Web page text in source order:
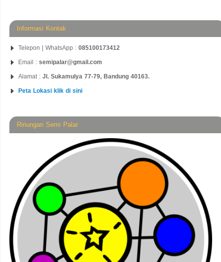
Informasi Kontak
Telepon | WhatsApp : 085100173412
Email : semipalar@gmail.com
Alamat : Jl. Sukamulya 77-79, Bandung 40163.
Peta Lokasi klik di sini
Ririungan Semi Palar